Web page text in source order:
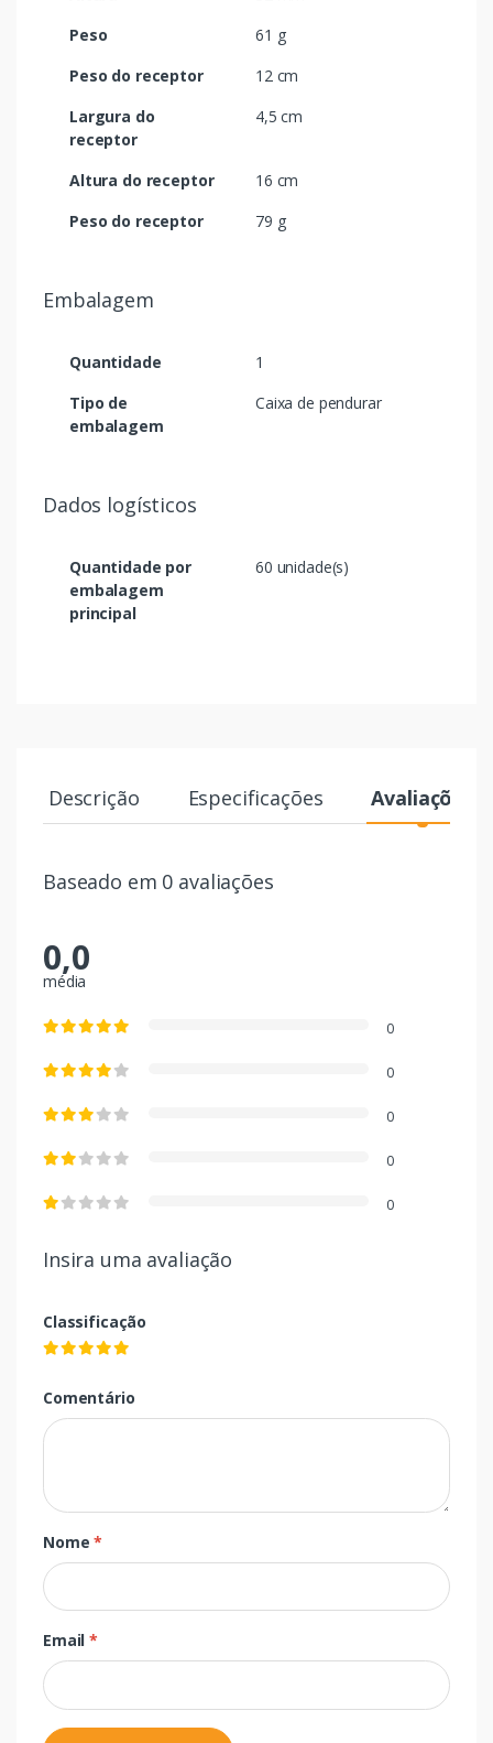
Peso
61 g
Peso do receptor
12 cm
Largura do
receptor
4,5 cm
Altura do receptor
16 cm
Peso do receptor
79 g
Embalagem
Quantidade
1
Tipo de
embalagem
Caixa de pendurar
Dados logísticos
Quantidade por
embalagem
principal
60 unidade(s)
Descrição Especificações Avaliações
Baseado em 0 avaliações
0,0
média
0
0
0
0
0
Insira uma avaliação
Classificação
Comentário
Nome*
Email*